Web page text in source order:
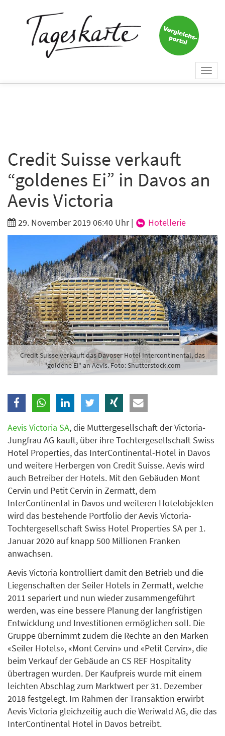
Credit Suisse verkauft
“goldenes Ei” in Davos an
Aevis Victoria
29. November 2019 06:40 Uhr| Hotellerie
Credit Suisse verkauft das Davoser Hotel Intercontinental, das
"goldene Ei" an Aevis. Foto: Shutterstock.com
Aevis Victoria SA, die Muttergesellschaft der Victoria‐
Jungfrau AG kauft, über ihre Tochtergesellschaft Swiss
Hotel Properties, das InterContinental-Hotel in Davos
und weitere Herbergen von Credit Suisse. Aevis wird
auch Betreiber der Hotels. Mit den Gebäuden Mont
Cervin und Petit Cervin in Zermatt, dem
InterContinental in Davos und weiteren Hotelobjekten
wird das bestehende Portfolio der Aevis Victoria-
Tochtergesellschaft Swiss Hotel Properties SA per 1.
Januar 2020 auf knapp 500 Millionen Franken
anwachsen.
Aevis Victoria kontrolliert damit den Betrieb und die
Liegenschaften der Seiler Hotels in Zermatt, welche
2011 separiert und nun wieder zusammengeführt
werden, was eine bessere Planung der langfristigen
Entwicklung und Investitionen ermöglichen soll. Die
Gruppe übernimmt zudem die Rechte an den Marken
«Seiler Hotels», «Mont Cervin» und «Petit Cervin», die
beim Verkauf der Gebäude an CS REF Hospitality
übertragen wurden. Der Kaufpreis wurde mit einem
leichten Abschlag zum Marktwert per 31. Dezember
2018 festgelegt. Im Rahmen der Transaktion erwirbt
Aevis Victoria gleichzeitig auch die Weriwald AG, die das
InterContinental Hotel in Davos betreibt.
Keine Nachricht mehr
verpassen!
E-Mail*
Branche
Ich möchte folgende Newsletter erhalten
Tageskarte-Newsletter (gegen 8.30 Uhr)
Ich habe dieDatenschutzerklärungzur Kenntnis
genommen.
Anmelden Danke, heute nicht